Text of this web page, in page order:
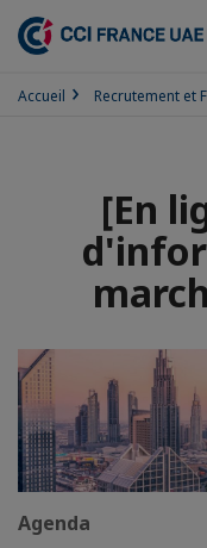
Accueil Recrutement et
[En
Agenda